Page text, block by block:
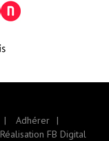
Adhérer
Réalisation FB Digital